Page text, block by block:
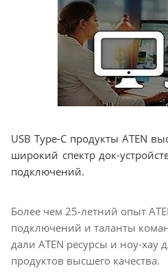
USB Type-C продукты ATEN
широкий спектр док-
подключений.
Более чем 25-летний опыт
подключений и таланты
дали ATEN ресурсы и ноу-хау
продуктов высшего качества.